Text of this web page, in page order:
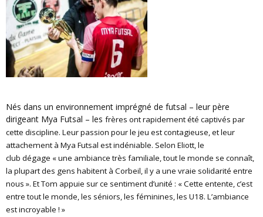
Nés dans un environnement imprégné de futsal – leur père
dirigeant Mya Futsal – les frères ont rapidement été captivés par
cette discipline. Leur passion pour le jeu est contagieuse, et leur
attachement à Mya Futsal est indéniable. Selon Eliott, le
club dégage « une ambiance très familiale, tout le monde se connaît,
la plupart des gens habitent à Corbeil, il y a une vraie solidarité entre
nous ». Et Tom appuie sur ce sentiment d’unité : « Cette entente, c’est
entre tout le monde, les séniors, les féminines, les U18. L’ambiance
est incroyable ! »